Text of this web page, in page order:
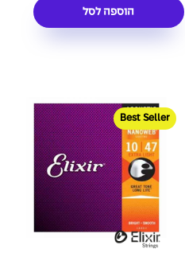
3Pack
הוספה לסל
Best Seller